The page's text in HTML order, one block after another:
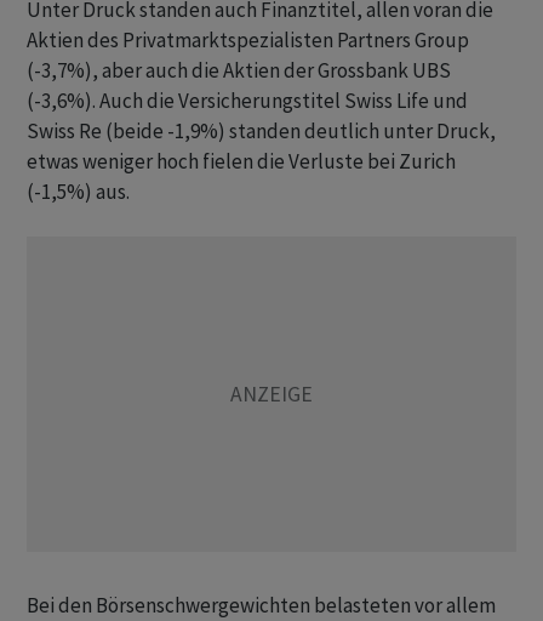
Unter Druck standen auch Finanztitel, allen voran die
Aktien des Privatmarktspezialisten Partners Group
(-3,7%), aber auch die Aktien der Grossbank UBS
(-3,6%). Auch die Versicherungstitel Swiss Life und
Swiss Re (beide -1,9%) standen deutlich unter Druck,
etwas weniger hoch fielen die Verluste bei Zurich
(-1,5%) aus.
Bei den Börsenschwergewichten belasteten vor allem